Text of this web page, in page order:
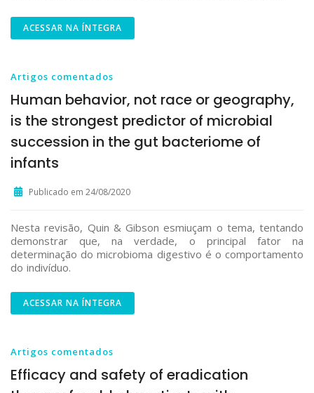
ACESSAR NA ÍNTEGRA
Artigos comentados
Human behavior, not race or geography,
is the strongest predictor of microbial
succession in the gut bacteriome of
infants
Publicado em 24/08/2020
Nesta revisão, Quin & Gibson esmiuçam o tema, tentando
demonstrar que, na verdade, o principal fator na
determinação do microbioma digestivo é o comportamento
do indivíduo.
ACESSAR NA ÍNTEGRA
Artigos comentados
Efficacy and safety of eradication